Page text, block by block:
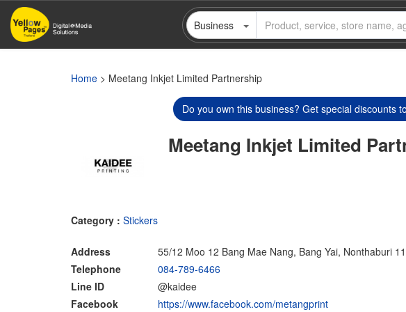
Skip
main
Business
Home > Meetang Inkjet Limited Partnership
Do you own this business? Get special discounts
Meetang Inkjet Limited
Category : Stickers
Address
55/12 Moo 12 Bang Mae Nang, Bang Yai, Nonthaburi
Telephone
084-789-6466
Line ID
@kaidee
Facebook
https://www.facebook.com/metangprint